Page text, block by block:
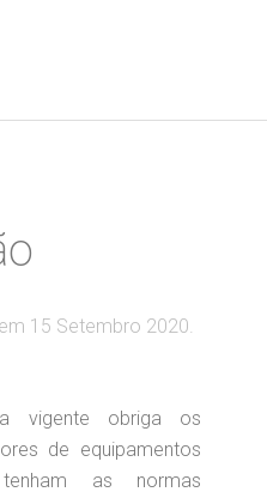
15 Setembro 2020.
vigente obriga os
de equipamentos
as normas